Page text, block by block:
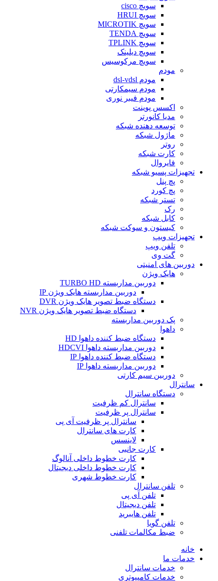
سویچ cisco
سویچ HRUI
سویچ MICROTIK
سویچ TENDA
سویچ TPLINK
سویچ دیلینک
سویچ مرکوسیس
مودم
مودم dsl-vdsl
مودم سیمکارتی
مودم فیبر نوری
اکسس پوینت
مدیا کانورتر
توسعه دهنده شبکه
ماژول شبکه
روتر
کارت شبکه
فایروال
تجهیزات پسیو شبکه
پچ پنل
پچ کورد
تستر شبکه
رک
کابل شبکه
کیستون و سوکت شبکه
تجهیزات ویپ
تلفن ویپ
گت وی
دوربین های امنیتی
هایک ویژن
دوربین مداربسته TURBO HD
دوربین مداربسته هایک ویژن IP
دستگاه ضبط تصویر هایک ویژن DVR
دستگاه ضبط تصویر هایک ویژن NVR
پک دوربین مداربسته
داهوا
دستگاه ضبط کننده داهوا HD
دوربین مداربسته داهوا HDCVI
دستگاه ضبط کننده داهوا IP
دوربین مداربسته داهوا IP
دوربین سیم کارتی
سانترال
دستگاه سانترال
سانترال کم ظرفیت
سانترال پر ظرفیت
سانترال پر ظرفیت آی پی
کارت های سانترال
لاینسس
کارت جانبی
کارت خطوط داخلی آنالوگ
کارت خطوط داخلی دیجیتال
کارت خطوط شهری
تلفن سانترال
تلفن آی پی
تلفن دیجیتال
تلفن هایبرید
تلفن گویا
ضبط مکالمات تلفنی
خانه
خدمات ما
خدمات سانترال
خدمات کامپیوتری